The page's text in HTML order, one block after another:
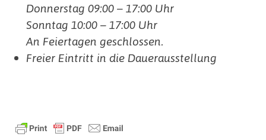
Donnerstag 09:00 – 17:00 Uhr
Sonntag 10:00 – 17:00 Uhr
An Feiertagen geschlossen.
Freier Eintritt in die Dauerausstellung